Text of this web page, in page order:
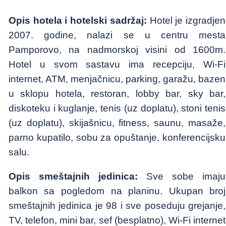
Opis hotela i hotelski sadržaj: Hotel je izgradjen
2007. godine, nalazi se u centru mesta
Pamporovo, na nadmorskoj visini od 1600m.
Hotel u svom sastavu ima recepciju, Wi-Fi
internet, ATM, menjačnicu, parking, garažu, bazen
u sklopu hotela, restoran, lobby bar, sky bar,
diskoteku i kuglanje, tenis (uz doplatu), stoni tenis
(uz doplatu), skijašnicu, fitness, saunu, masaže,
parno kupatilo, sobu za opuštanje, konferencijsku
salu.
Opis smeštajnih jedinica: Sve sobe imaju
balkon sa pogledom na planinu. Ukupan broj
smeštajnih jedinica je 98 i sve poseduju grejanje,
TV, telefon, mini bar, sef (besplatno), Wi-Fi internet